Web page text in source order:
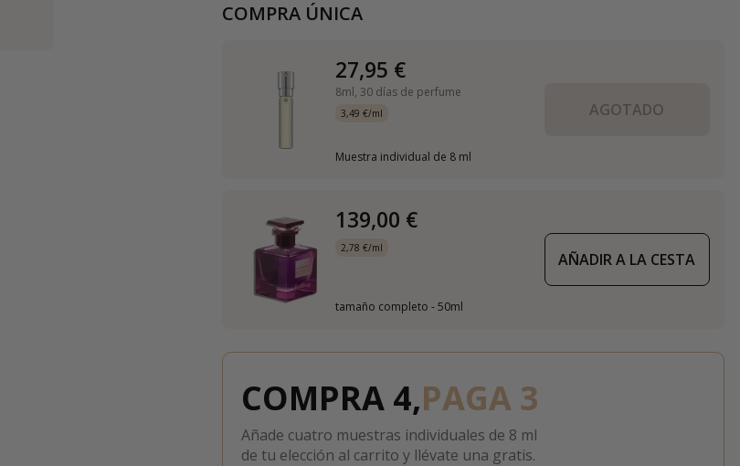
COMPRA ÚNICA
27,95 €
8ml, 30 días de perfume
3,49 €/ml
Muestra individual de 8 ml
AGOTADO
139,00 €
2,78 €/ml
tamaño completo - 50ml
AÑADIR A LA CESTA
COMPRA 4,PAGA 3
Añade cuatro muestras individuales de 8 ml
de tu elección al carrito y llévate una gratis.